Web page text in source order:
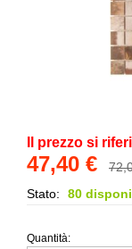
Il prezzo si
47,40 €
Stato:
80
Mosaico
Quantità: